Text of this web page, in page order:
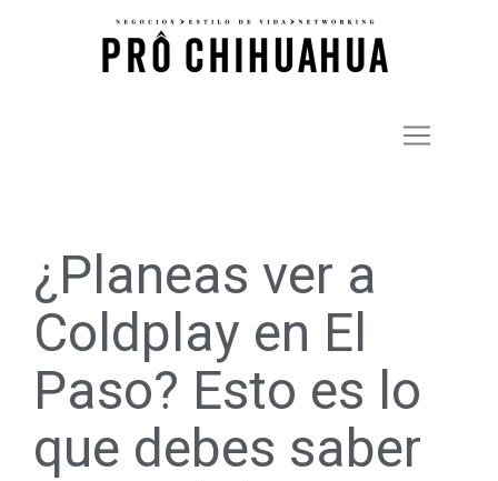
¿Planeas ver a
Coldplay en El
Paso? Esto es lo
que debes saber